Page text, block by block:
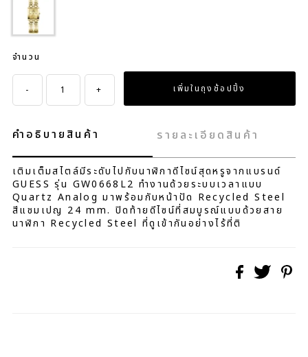
จำนวน
- +
คำอธิบายสินค้า รายละเอียดสินค้า
เติมเต็มสไตล์มีระดับไปกับนาฬิกาดีไซน์สุดหรูจากแบรนด์
GUESS รุ่น GW0668L2 ทำงานด้วยระบบเวลาแบบ
Quartz Analog มาพร้อมกับหน้าปัด Recycled Steel
สีแชมเปญ 24 mm. ปิดท้ายดีไซน์ที่สมบูรณ์แบบด้วยสาย
นาฬิกา Recycled Steel ที่ดูเข้ากันอย่างไร้ที่ติ